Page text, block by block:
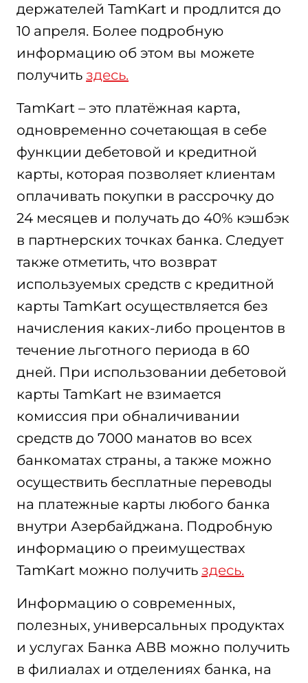
держателей TamKart и продлится до
10 апреля. Более подробную
информацию об этом вы можете
получить здесь.
TamKart – это платёжная карта,
одновременно сочетающая в себе
функции дебетовой и кредитной
карты, которая позволяет клиентам
оплачивать покупки в рассрочку до
24 месяцев и получать до 40% кэшбэк
в партнерских точках банка. Следует
также отметить, что возврат
используемых средств с кредитной
карты TamKart осуществляется без
начисления каких-либо процентов в
течение льготного периода в 60
дней. При использовании дебетовой
карты TamKart не взимается
комиссия при обналичивании
средств до 7000 манатов во всех
банкоматах страны, а также можно
осуществить бесплатные переводы
на платежные карты любого банка
внутри Азербайджана. Подробную
информацию о преимуществах
TamKart можно получить здесь.
Информацию о современных,
полезных, универсальных продуктах
и услугах Банка АВВ можно получить
в филиалах и отделениях банка, на